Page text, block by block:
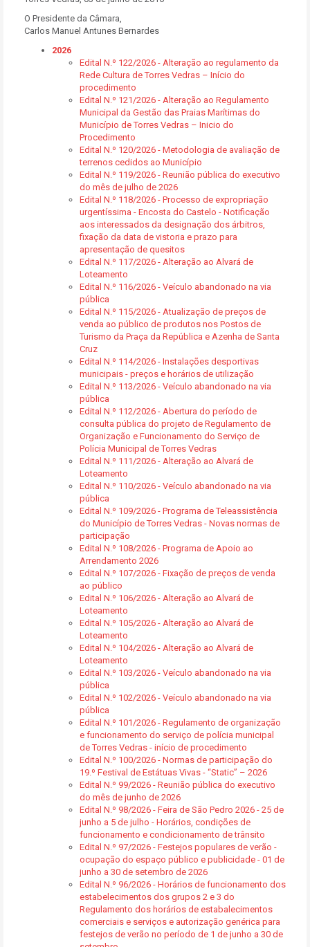
O Presidente da Câmara,
Carlos Manuel Antunes Bernardes
2026
Edital N.º 122/2026 - Alteração ao regulamento da
Rede Cultura de Torres Vedras – Início do
procedimento
Edital N.º 121/2026 - Alteração ao Regulamento
Municipal da Gestão das Praias Marítimas do
Município de Torres Vedras – Inicio do
Procedimento
Edital N.º 120/2026 - Metodologia de avaliação de
terrenos cedidos ao Município
Edital N.º 119/2026 - Reunião pública do executivo
do mês de julho de 2026
Edital N.º 118/2026 - Processo de expropriação
urgentíssima - Encosta do Castelo - Notificação
aos interessados da designação dos árbitros,
fixação da data de vistoria e prazo para
apresentação de quesitos
Edital N.º 117/2026 - Alteração ao Alvará de
Loteamento
Edital N.º 116/2026 - Veículo abandonado na via
pública
Edital N.º 115/2026 - Atualização de preços de
venda ao público de produtos nos Postos de
Turismo da Praça da República e Azenha de Santa
Cruz
Edital N.º 114/2026 - Instalações desportivas
municipais - preços e horários de utilização
Edital N.º 113/2026 - Veículo abandonado na via
pública
Edital N.º 112/2026 - Abertura do período de
consulta pública do projeto de Regulamento de
Organização e Funcionamento do Serviço de
Polícia Municipal de Torres Vedras
Edital N.º 111/2026 - Alteração ao Alvará de
Loteamento
Edital N.º 110/2026 - Veículo abandonado na via
pública
Edital N.º 109/2026 - Programa de Teleassistência
do Município de Torres Vedras - Novas normas de
participação
Edital N.º 108/2026 - Programa de Apoio ao
Arrendamento 2026
Edital N.º 107/2026 - Fixação de preços de venda
ao público
Edital N.º 106/2026 - Alteração ao Alvará de
Loteamento
Edital N.º 105/2026 - Alteração ao Alvará de
Loteamento
Edital N.º 104/2026 - Alteração ao Alvará de
Loteamento
Edital N.º 103/2026 - Veículo abandonado na via
pública
Edital N.º 102/2026 - Veículo abandonado na via
pública
Edital N.º 101/2026 - Regulamento de organização
e funcionamento do serviço de polícia municipal
de Torres Vedras - início de procedimento
Edital N.º 100/2026 - Normas de participação do
19.º Festival de Estátuas Vivas - “Static” – 2026
Edital N.º 99/2026 - Reunião pública do executivo
do mês de junho de 2026
Edital N.º 98/2026 - Feira de São Pedro 2026 - 25 de
junho a 5 de julho - Horários, condições de
funcionamento e condicionamento de trânsito
Edital N.º 97/2026 - Festejos populares de verão -
ocupação do espaço público e publicidade - 01 de
junho a 30 de setembro de 2026
Edital N.º 96/2026 - Horários de funcionamento dos
estabelecimentos dos grupos 2 e 3 do
Regulamento dos horários de estabalecimentos
comerciais e serviços e autorização genérica para
festejos de verão no período de 1 de junho a 30 de